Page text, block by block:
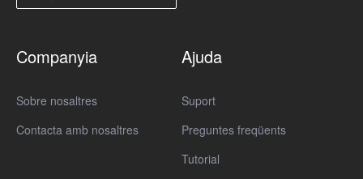
Companyia
Sobre nosaltres
Contacta amb nosaltres
Ajuda
Suport
Preguntes freqüents
Tutorial